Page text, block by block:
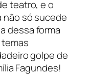
teatro, e o
não só sucede
dessa forma
golpe de
Fagundes!